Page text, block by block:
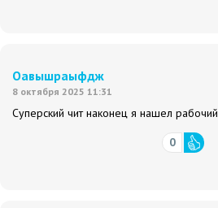
Оавышраыфдж
8 октября 2025 11:31
Суперский чит наконец я нашел рабочий
0